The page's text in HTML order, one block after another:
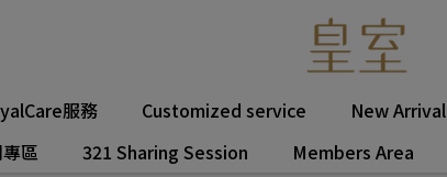
服務 Customized service New Arrival
區
321 Sharing Session Members Area